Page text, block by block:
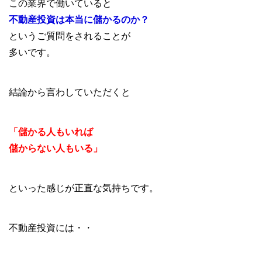
この業界で働いていると
不動産投資は本当に儲かるのか？
というご質問をされることが
多いです。
結論から言わしていただくと
「儲かる人もいれば
儲からない人もいる」
といった感じが正直な気持ちです。
不動産投資には・・